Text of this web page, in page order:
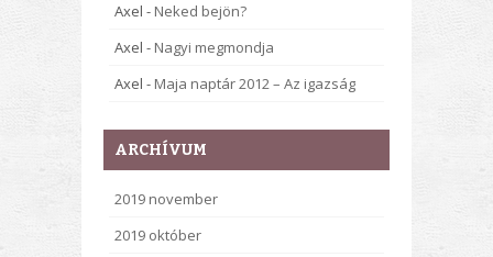
Axel - Neked bejön?
Axel - Nagyi megmondja
Axel - Maja naptár 2012 – Az igazság
ARCHÍVUM
2019 november
2019 október